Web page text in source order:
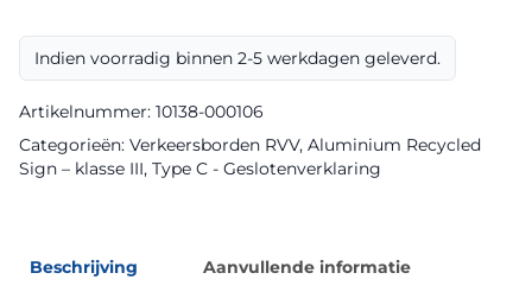
Recycled
Sign
aantal
Indien voorradig binnen 2-5 werkdagen geleverd.
Artikelnummer: 10138-000106
Categorieën: Verkeersborden RVV, Aluminium Recycled
Sign – klasse III, Type C - Geslotenverklaring
Beschrijving Aanvullende informatie